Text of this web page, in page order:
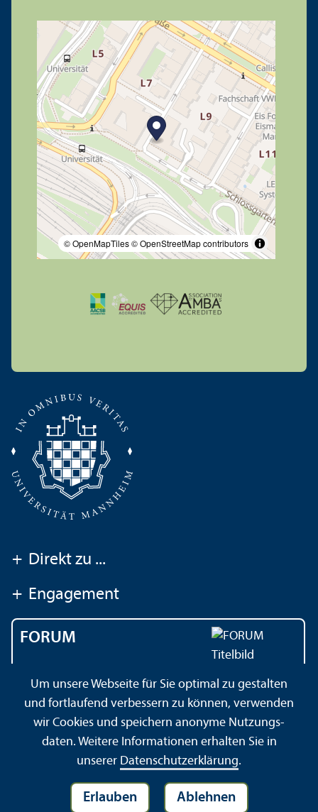
© OpenMapTiles© OpenStreetMap contributors
+ Direkt zu ...
+ Engagement
FORUM
Universität Mannheim
Impressum Datenschutz­erklärung Sitemap
Um unsere Webseite für Sie optimal zu gestalten
und fortlaufend verbessern zu können, verwenden
wir Cookies und speichern anonyme Nutzungs­
daten. Weitere Informationen erhalten Sie in
unserer Datenschutz­erklärung.
Erlauben Ablehnen